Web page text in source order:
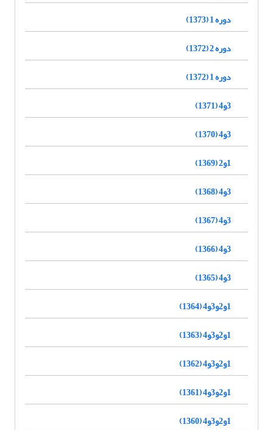
دوره 1 (1373)
دوره 2 (1372)
دوره 1 (1372)
3و4 (1371)
3و4 (1370)
1و2 (1369)
3و4 (1368)
3و4 (1367)
3و4 (1366)
3و4 (1365)
1و2و3و4 (1364)
1و2و3و4 (1363)
1و2و3و4 (1362)
1و2و3و4 (1361)
1و2و3و4 (1360)